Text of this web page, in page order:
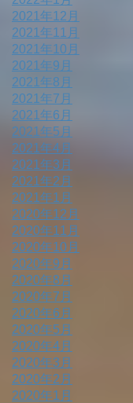
2021年12月
2021年11月
2021年10月
2021年9月
2021年8月
2021年7月
2021年6月
2021年5月
2021年4月
2021年3月
2021年2月
2021年1月
2020年12月
2020年11月
2020年10月
2020年9月
2020年8月
2020年7月
2020年6月
2020年5月
2020年4月
2020年3月
2020年2月
2020年1月